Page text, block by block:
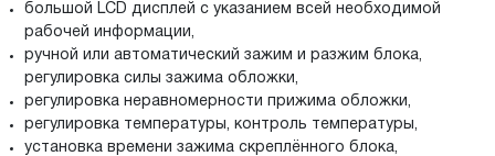
большой LCD дисплей с указанием всей необходимой
рабочей информации,
ручной или автоматический зажим и разжим блока,
регулировка силы зажима обложки,
регулировка неравномерности прижима обложки,
регулировка температуры, контроль температуры,
установка времени зажима скреплённого блока,